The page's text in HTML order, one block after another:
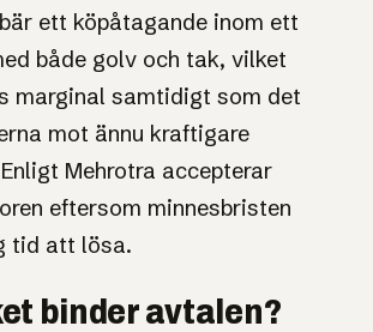
ett köpåtagande inom ett
både golv och tak, vilket
marginal samtidigt som det
mot ännu kraftigare
Mehrotra accepterar
eftersom minnesbristen
tid att lösa.
binder avtalen?